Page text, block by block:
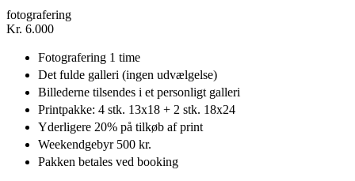
fotografering
Kr. 6.000
Fotografering 1 time
Det fulde galleri (ingen udvælgelse)
Billederne tilsendes i et personligt galleri
Printpakke: 4 stk. 13x18 + 2 stk. 18x24
Yderligere 20% på tilkøb af print
Weekendgebyr 500 kr.
Pakken betales ved booking